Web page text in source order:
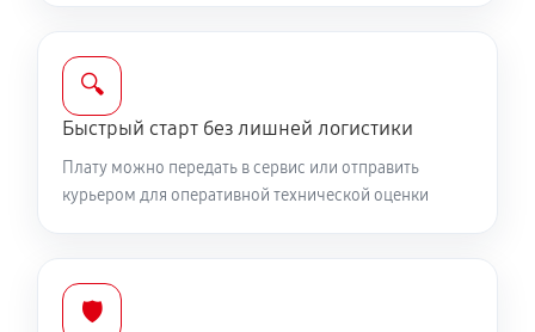
🔍
Быстрый старт без лишней логистики
Плату можно передать в сервис или отправить
курьером для оперативной технической оценки
🛡️